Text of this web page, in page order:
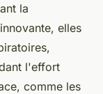
la
elles
l'effort
comme les